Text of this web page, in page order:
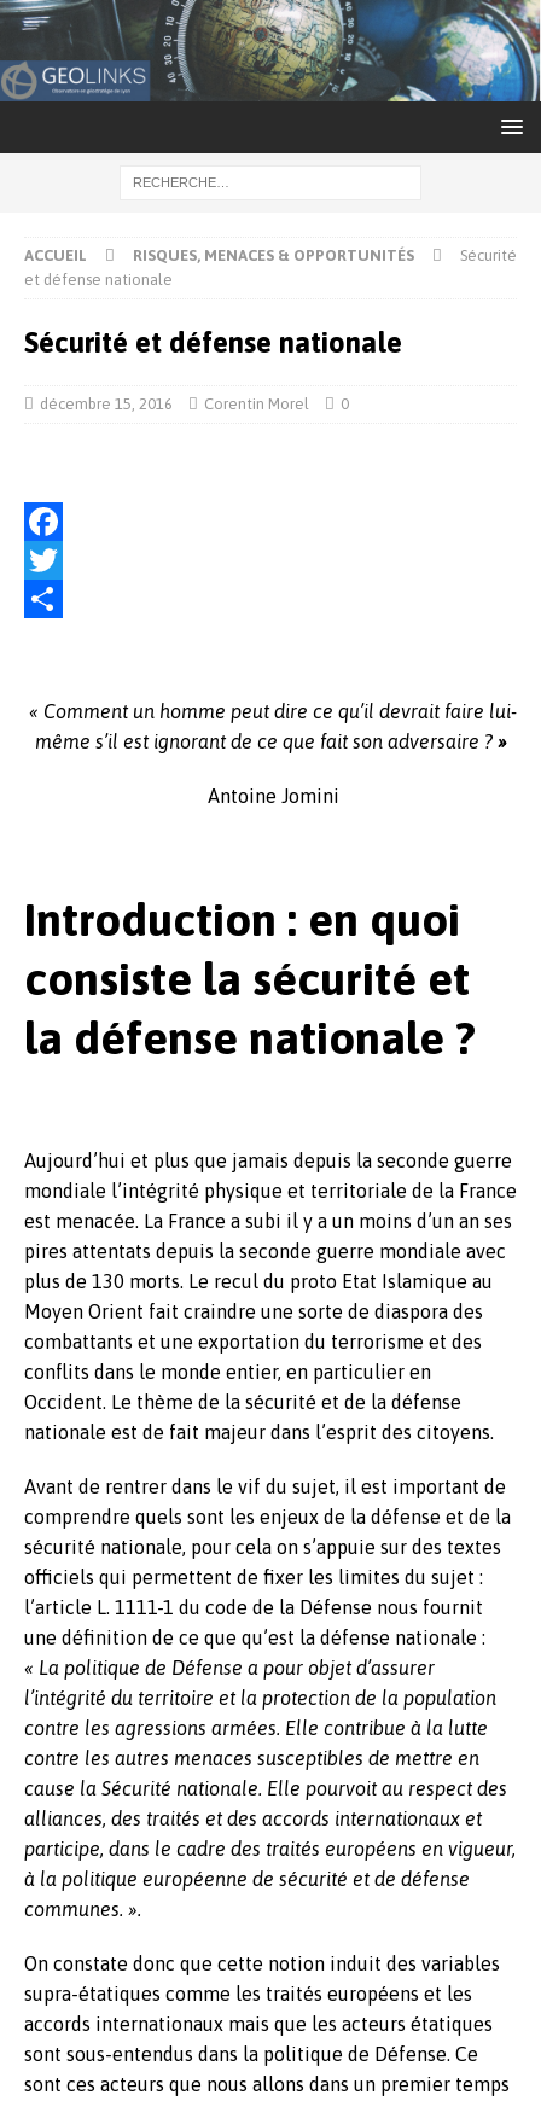
ACCUEIL RISQUES, MENACES & OPPORTUNITÉS
Sécurité
et défense nationale
Sécurité et défense nationale
décembre 15, 2016 Corentin Morel 0
F
a
b
T
tr
r
« Comment un homme peut dire ce qu’il devrait faire lui-
même s’il est ignorant de ce que fait son adversaire ?»
Antoine Jomini
Introduction : en quoi
consiste la sécurité et
la défense nationale ?
Aujourd’hui et plus que jamais depuis la seconde guerre
mondiale l’intégrité physique et territoriale de la France
est menacée. La France a subi il y a un moins d’un an ses
pires attentats depuis la seconde guerre mondiale avec
plus de 130 morts. Le recul du proto Etat Islamique au
Moyen Orient fait craindre une sorte de diaspora des
combattants et une exportation du terrorisme et des
conflits dans le monde entier, en particulier en
Occident. Le thème de la sécurité et de la défense
nationale est de fait majeur dans l’esprit des citoyens.
Avant de rentrer dans le vif du sujet, il est important de
comprendre quels sont les enjeux de la défense et de la
sécurité nationale, pour cela on s’appuie sur des textes
officiels qui permettent de fixer les limites du sujet :
l’article L. 1111-1 du code de la Défense nous fournit
une définition de ce que qu’est la défense nationale :
« La politique de Défense a pour objet d’assurer
l’intégrité du territoire et la protection de la population
contre les agressions armées. Elle contribue à la lutte
contre les autres menaces susceptibles de mettre en
cause la Sécurité nationale. Elle pourvoit au respect des
alliances, des traités et des accords internationaux et
participe, dans le cadre des traités européens en vigueur,
à la politique européenne de sécurité et de défense
communes. ».
On constate donc que cette notion induit des variables
supra-étatiques comme les traités européens et les
accords internationaux mais que les acteurs étatiques
sont sous-entendus dans la politique de Défense. Ce
sont ces acteurs que nous allons dans un premier temps